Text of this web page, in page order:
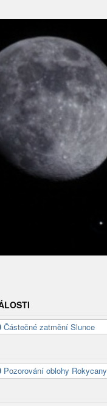
Částečné zatmění Slunce
Pozorování oblohy Rokycany